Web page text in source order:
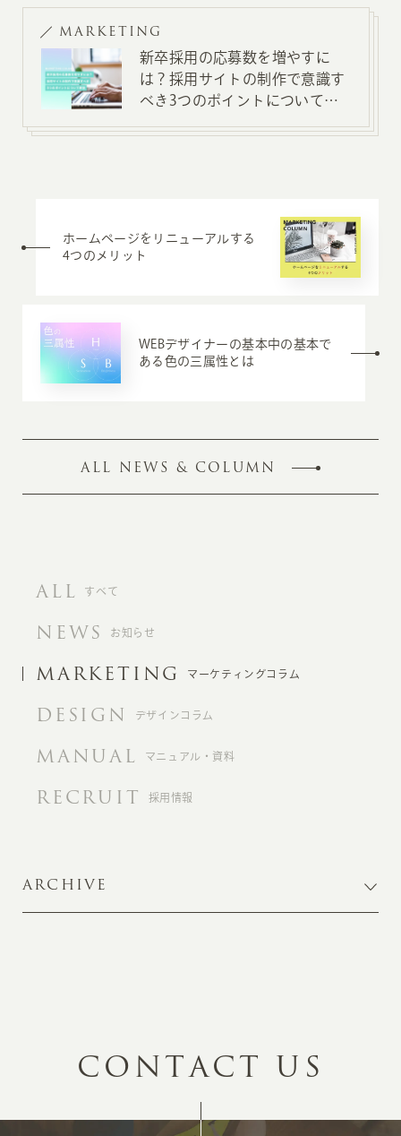
MARKETING
新卒採用の応募数を増やすに
は？採用サイトの制作で意識す
べき3つのポイントについて解
ホームページをリニューアルする
4つのメリット
WEBデザイナーの基本中の基本で
ある色の三属性とは
ALL NEWS & COLUMN
ALL すべて
NEWS お知らせ
MARKETING マーケティングコラム
DESIGN デザインコラム
MANUAL マニュアル・資料
RECRUIT 採用情報
ARCHIVE
CONTACT US